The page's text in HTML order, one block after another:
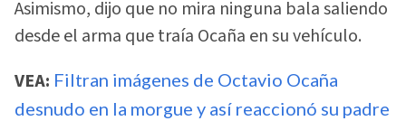
Asimismo, dijo que no mira ninguna bala saliendo
desde el arma que traía Ocaña en su vehículo.
VEA: Filtran imágenes de Octavio Ocaña
desnudo en la morgue y así reaccionó su padre